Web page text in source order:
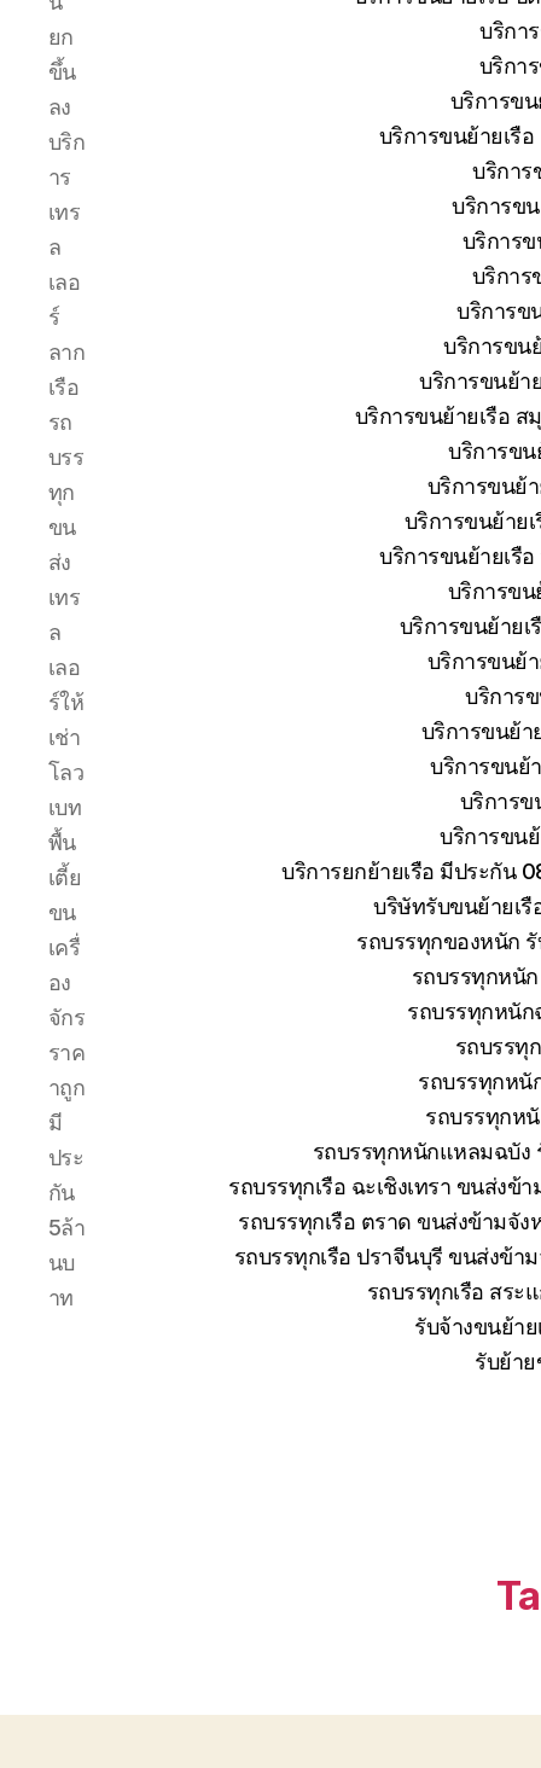
โทร
0818900005
บริษัท
เรา
เชี่ยวชาญ
งาน
ย้าย
เรือ
โดยตรง
เพื่อ
ตอบ
โจทย์
ความ
สะดวก
และ
ได้
มาตรฐาน
การ
ยก
ย้าย
เดิน
ทาง
ขนส่ง
เรือ
ให้
ถึงที่
หมาย
ยก
ขึ้น
ลง
บริก
าร
เทร
ล
เลอ
ร์
ลาก
เรือ
รถ
บรร
ทุก
ขน
ส่ง
เทร
ล
เลอ
ร์ให้
เช่า
โลว
เบท
พื้น
เตี้ย
ขน
เครื่
อง
จักร
ราค
าถูก
มี
ประ
กัน
5ล้า
นบ
าท
บริกา
บริกา
บริการขน
บริการขนย้ายเรือ
บริการ
บริการขน
บริการข
บริการ
บริการข
บริการขน
บริการขนย้า
บริการขนย้ายเรือ ส
บริการขน
บริการขนย้า
บริการขนย้าย
บริการขนย้ายเรือ
บริการขน
บริการขนย้ายเ
บริการขนย้า
บริการ
บริการขนย้า
บริการขนย้
บริการข
บริการขนย้
บริการยกย้ายเรือ มีประกัน
บริษัทรับขนย้ายเรื
รถบรรทุกของหนัก รั
รถบรรทุกหนั
รถบรรทุกหนัก
รถบรรทุ
รถบรรทุกหนั
รถบรรทุกห
รถบรรทุกหนักแหลมฉบัง
รถบรรทุกเรือ ฉะเชิงเทรา ขนส่ง
รถบรรทุกเรือ ตราด ขนส่งข้ามจั
รถบรรทุกเรือ ปราจีนบุรี ขนส่งข้า
รถบรรทุกเรือ สร
รับจ้างขนย้า
รับย้า